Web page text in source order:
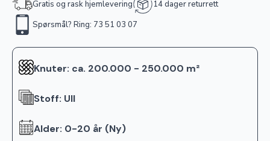
Gratis og rask hjemlevering
14 dager returrett
Spørsmål? Ring: 73 51 03 07
Knuter: ca. 200.000 - 250.000 m²
Stoff: Ull
Alder: 0-20 år (Ny)